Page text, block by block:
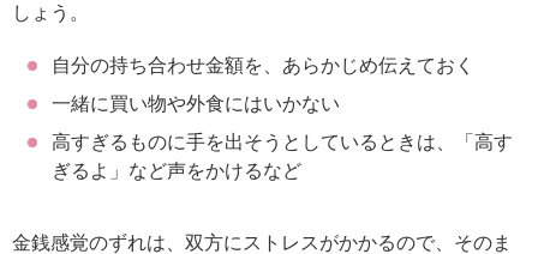
しょう。
自分の持ち合わせ金額を、あらかじめ伝えておく
一緒に買い物や外食にはいかない
高すぎるものに手を出そうとしているときは、「高す
ぎるよ」など声をかけるなど
金銭感覚のずれは、双方にストレスがかかるので、そのま